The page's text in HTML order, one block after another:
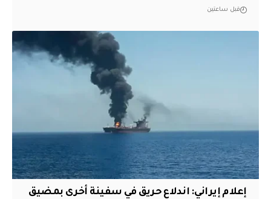
قبل ساعتين
إعلام إيراني: اندلاع حريق في سفينة أخرى بمضيق